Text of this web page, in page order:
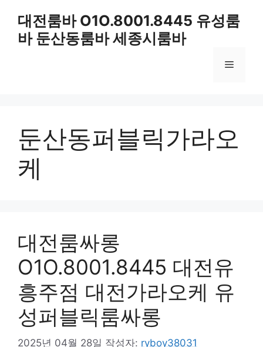
대전룸바 O1O.8001.8445 유성룸
바 둔산동룸바 세종시룸바
메
둔산동퍼블릭가라오
케
대전룸싸롱
O1O.8001.8445 대전유
흥주점 대전가라오케 유
성퍼블릭룸싸롱
2025년 04월 28일 작성자: ryboy38031